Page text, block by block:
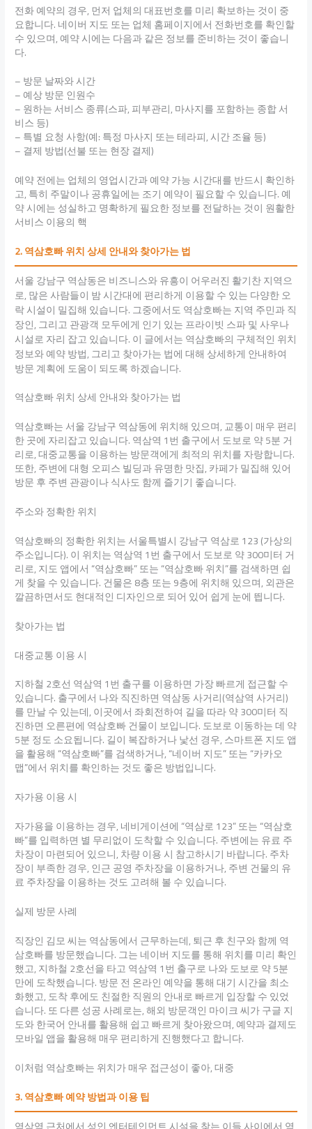
전화 예약의 경우, 먼저 업체의 대표번호를 미리 확보하는 것이 중
요합니다. 네이버 지도 또는 업체 홈페이지에서 전화번호를 확인할
수 있으며, 예약 시에는 다음과 같은 정보를 준비하는 것이 좋습니
다.
– 방문 날짜와 시간
– 예상 방문 인원수
– 원하는 서비스 종류(스파, 피부관리, 마사지를 포함하는 종합 서
비스 등)
– 특별 요청 사항(예: 특정 마사지 또는 테라피, 시간 조율 등)
– 결제 방법(선불 또는 현장 결제)
예약 전에는 업체의 영업시간과 예약 가능 시간대를 반드시 확인하
고, 특히 주말이나 공휴일에는 조기 예약이 필요할 수 있습니다. 예
약 시에는 성실하고 명확하게 필요한 정보를 전달하는 것이 원활한
서비스 이용의 핵
2. 역삼호빠 위치 상세 안내와 찾아가는 법
서울 강남구 역삼동은 비즈니스와 유흥이 어우러진 활기찬 지역으
로, 많은 사람들이 밤 시간대에 편리하게 이용할 수 있는 다양한 오
락 시설이 밀집해 있습니다. 그중에서도 역삼호빠는 지역 주민과 직
장인, 그리고 관광객 모두에게 인기 있는 프라이빗 스파 및 사우나
시설로 자리 잡고 있습니다. 이 글에서는 역삼호빠의 구체적인 위치
정보와 예약 방법, 그리고 찾아가는 법에 대해 상세하게 안내하여
방문 계획에 도움이 되도록 하겠습니다.
역삼호빠 위치 상세 안내와 찾아가는 법
역삼호빠는 서울 강남구 역삼동에 위치해 있으며, 교통이 매우 편리
한 곳에 자리잡고 있습니다. 역삼역 1번 출구에서 도보로 약 5분 거
리로, 대중교통을 이용하는 방문객에게 최적의 위치를 자랑합니다.
또한, 주변에 대형 오피스 빌딩과 유명한 맛집, 카페가 밀집해 있어
방문 후 주변 관광이나 식사도 함께 즐기기 좋습니다.
주소와 정확한 위치
역삼호빠의 정확한 위치는 서울특별시 강남구 역삼로 123 (가상의
주소입니다). 이 위치는 역삼역 1번 출구에서 도보로 약 300미터 거
리로, 지도 앱에서 “역삼호빠” 또는 “역삼호빠 위치”를 검색하면 쉽
게 찾을 수 있습니다. 건물은 8층 또는 9층에 위치해 있으며, 외관은
깔끔하면서도 현대적인 디자인으로 되어 있어 쉽게 눈에 띕니다.
찾아가는 법
대중교통 이용 시
지하철 2호선 역삼역 1번 출구를 이용하면 가장 빠르게 접근할 수
있습니다. 출구에서 나와 직진하면 역삼동 사거리(역삼역 사거리)
를 만날 수 있는데, 이곳에서 좌회전하여 길을 따라 약 300미터 직
진하면 오른편에 역삼호빠 건물이 보입니다. 도보로 이동하는 데 약
5분 정도 소요됩니다. 길이 복잡하거나 낯선 경우, 스마트폰 지도 앱
을 활용해 “역삼호빠”를 검색하거나, “네이버 지도” 또는 “카카오
맵”에서 위치를 확인하는 것도 좋은 방법입니다.
자가용 이용 시
자가용을 이용하는 경우, 네비게이션에 “역삼로 123” 또는 “역삼호
빠”를 입력하면 별 무리없이 도착할 수 있습니다. 주변에는 유료 주
차장이 마련되어 있으니, 차량 이용 시 참고하시기 바랍니다. 주차
장이 부족한 경우, 인근 공영 주차장을 이용하거나, 주변 건물의 유
료 주차장을 이용하는 것도 고려해 볼 수 있습니다.
실제 방문 사례
직장인 김모 씨는 역삼동에서 근무하는데, 퇴근 후 친구와 함께 역
삼호빠를 방문했습니다. 그는 네이버 지도를 통해 위치를 미리 확인
했고, 지하철 2호선을 타고 역삼역 1번 출구로 나와 도보로 약 5분
만에 도착했습니다. 방문 전 온라인 예약을 통해 대기 시간을 최소
화했고, 도착 후에도 친절한 직원의 안내로 빠르게 입장할 수 있었
습니다. 또 다른 성공 사례로는, 해외 방문객인 마이크 씨가 구글 지
도와 한국어 안내를 활용해 쉽고 빠르게 찾아왔으며, 예약과 결제도
모바일 앱을 활용해 매우 편리하게 진행했다고 합니다.
이처럼 역삼호빠는 위치가 매우 접근성이 좋아, 대중
3. 역삼호빠 예약 방법과 이용 팁